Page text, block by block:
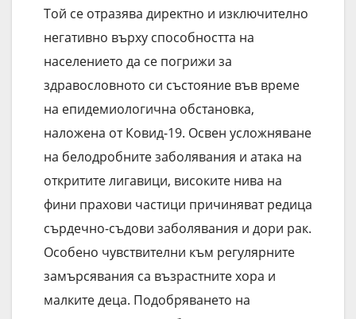
Той се отразява директно и изключително
негативно върху способността на
населението да се погрижи за
здравословното си състояние във време
на епидемиологична обстановка,
наложена от Ковид-19. Освен усложняване
на белодробните заболявания и атака на
откритите лигавици, високите нива на
фини прахови частици причиняват редица
сърдечно-съдови заболявания и дори рак.
Особено чувствителни към регулярните
замърсявания са възрастните хора и
малките деца. Подобряването на